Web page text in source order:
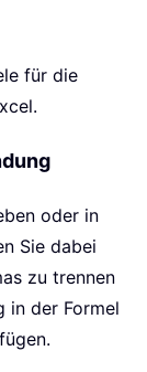
für die
oder in
Sie dabei
zu trennen
in der Formel